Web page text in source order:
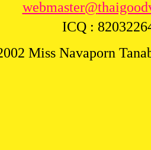
webmaster@
ICQ :
Miss Navaporn